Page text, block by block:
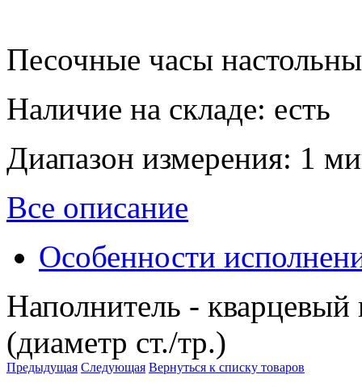
​Песочные часы
Наличие на складе: есть
Диапазон измерения: 1
Все описание
Особенности
Наполнитель -
(диаметр ст./тр.)
Предыдущая Следующая Вернуться к списку товаров